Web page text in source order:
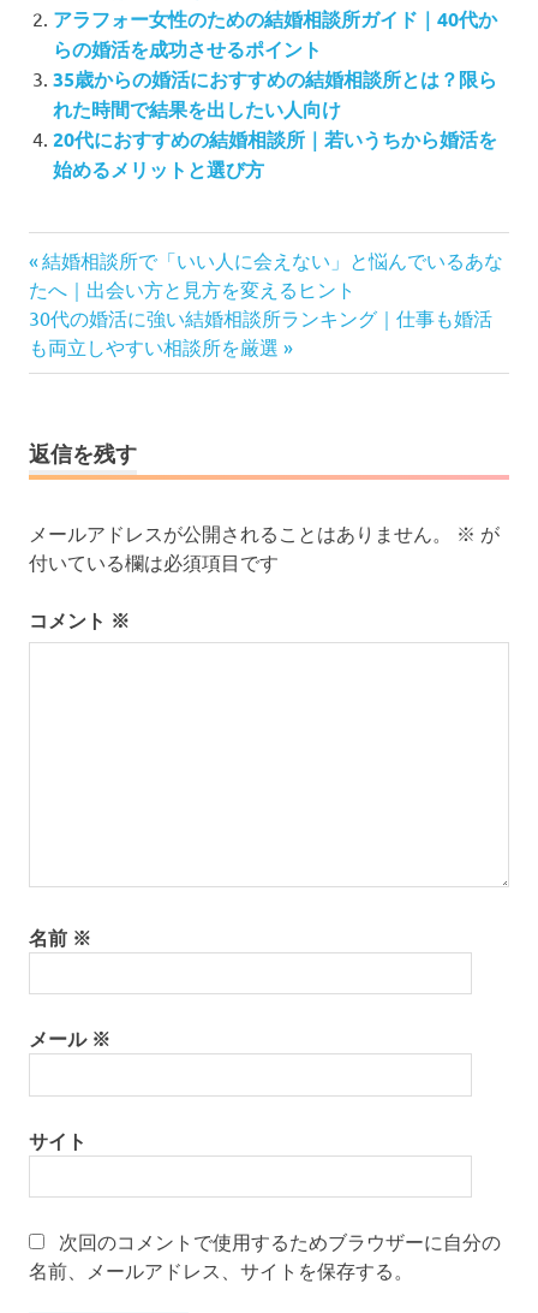
アラフォー女性のための結婚相談所ガイド｜40代か
らの婚活を成功させるポイント
35歳からの婚活におすすめの結婚相談所とは？限ら
れた時間で結果を出したい人向け
20代におすすめの結婚相談所｜若いうちから婚活を
始めるメリットと選び方
投
稿
ナ
ビ
シ
ョ
前
の
記
事:
結婚相談所で「いい人に会えない」と悩んでいるあな
たへ｜出会い方と見方を変えるヒント
次
の
記
30代の婚活に強い結婚相談所ランキング｜仕事も婚活
も両立しやすい相談所を厳選
返信を残す
メールアドレスが公開されることはありません。 ※ が
付いている欄は必須項目です
コメント ※
名前 ※
メール ※
サイト
次回のコメントで使用するためブラウザーに自分の
名前、メールアドレス、サイトを保存する。